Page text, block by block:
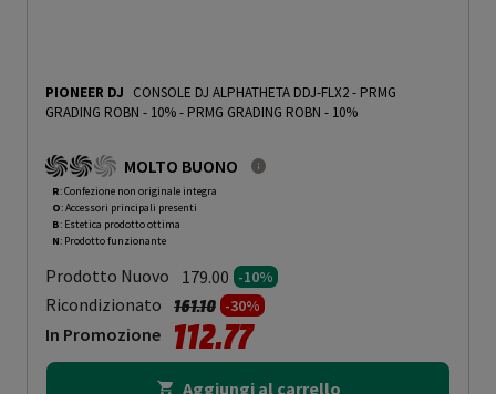
PIONEER DJ CONSOLE DJ ALPHATHETA DDJ-FLX2 - PRMG
GRADING ROBN - 10%- PRMG GRADING ROBN - 10%
MOLTO BUONO
R: Confezione non originale integra
O: Accessori principali presenti
B: Estetica prodotto ottima
N: Prodotto funzionante
Prodotto Nuovo 179.00 -10%
Ricondizionato Prezzo ridotto da
161.10a-30%
In Promozione 112.77
Aggiungi al carrello